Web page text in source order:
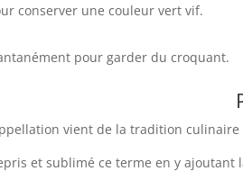
conserver une couleur vert vif.
pour garder du croquant.
vient de la tradition
et sublimé ce terme en y